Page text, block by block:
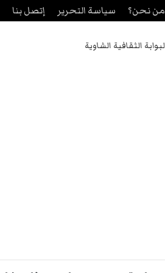
من نحن؟ سياسة التحرير إتصل بنا